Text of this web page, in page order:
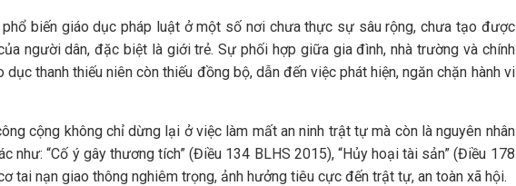
phổ biến giáo dục pháp luật ở một số nơi chưa thực sự sâu rộng, chưa tạo được
người dân, đặc biệt là giới trẻ. Sự phối hợp giữa gia đình, nhà trường và chính
thanh thiếu niên còn thiếu đồng bộ, dẫn đến việc phát hiện, ngăn chặn hành vi
cộng không chỉ dừng lại ở việc làm mất an ninh trật tự mà còn là nguyên nhân
như: “Cố ý gây thương tích” (Điều 134 BLHS 2015), “Hủy hoại tài sản” (Điều 178
tai nạn giao thông nghiêm trọng, ảnh hưởng tiêu cực đến trật tự, an toàn xã hội.